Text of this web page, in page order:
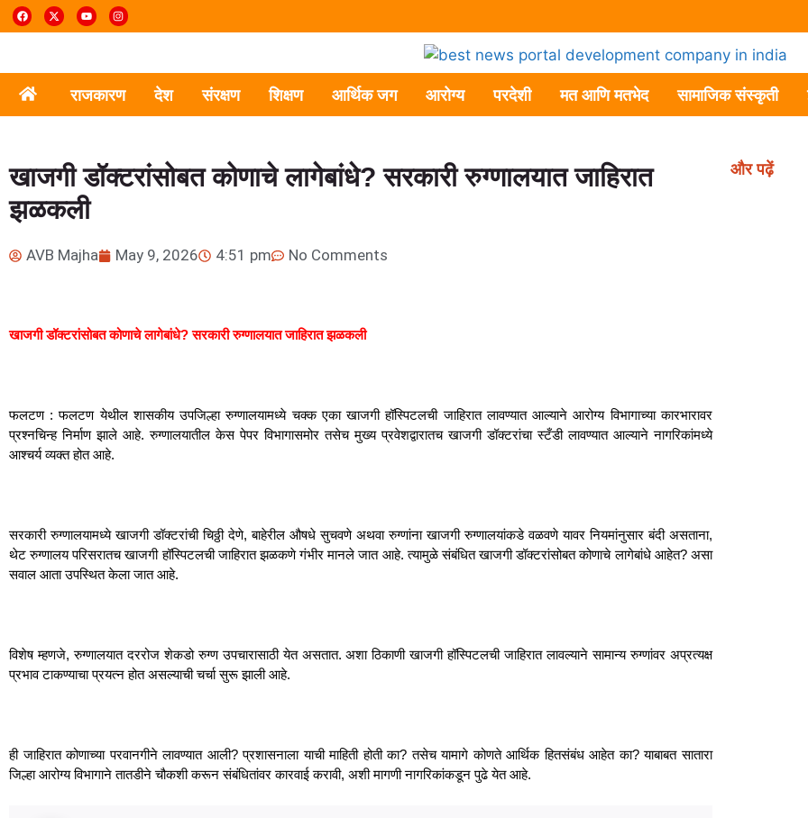
राजकारण देश संरक्षण शिक्षण आर्थिक जग आरोग्य परदेशी मत आणि मतभेद सामाजिक संस्कृती
खाजगी डॉक्टरांसोबत कोणाचे लागेबांधे? सरकारी रुग्णालयात जाहिरात
झळकली
AVB Majha May 9, 2026 4:51 pm No Comments
खाजगी डॉक्टरांसोबत कोणाचे लागेबांधे? सरकारी रुग्णालयात जाहिरात झळकली
फलटण : फलटण येथील शासकीय उपजिल्हा रुग्णालयामध्ये चक्क एका खाजगी हॉस्पिटलची जाहिरात लावण्यात आल्याने आरोग्य विभागाच्या कारभारावर
प्रश्नचिन्ह निर्माण झाले आहे. रुग्णालयातील केस पेपर विभागासमोर तसेच मुख्य प्रवेशद्वारातच खाजगी डॉक्टरांचा स्टँडी लावण्यात आल्याने नागरिकांमध्ये
आश्चर्य व्यक्त होत आहे.
सरकारी रुग्णालयामध्ये खाजगी डॉक्टरांची चिठ्ठी देणे, बाहेरील औषधे सुचवणे अथवा रुग्णांना खाजगी रुग्णालयांकडे वळवणे यावर नियमांनुसार बंदी असताना,
थेट रुग्णालय परिसरातच खाजगी हॉस्पिटलची जाहिरात झळकणे गंभीर मानले जात आहे. त्यामुळे संबंधित खाजगी डॉक्टरांसोबत कोणाचे लागेबांधे आहेत? असा
सवाल आता उपस्थित केला जात आहे.
विशेष म्हणजे, रुग्णालयात दररोज शेकडो रुग्ण उपचारासाठी येत असतात. अशा ठिकाणी खाजगी हॉस्पिटलची जाहिरात लावल्याने सामान्य रुग्णांवर अप्रत्यक्ष
प्रभाव टाकण्याचा प्रयत्न होत असल्याची चर्चा सुरू झाली आहे.
ही जाहिरात कोणाच्या परवानगीने लावण्यात आली? प्रशासनाला याची माहिती होती का? तसेच यामागे कोणते आर्थिक हितसंबंध आहेत का? याबाबत सातारा
जिल्हा आरोग्य विभागाने तातडीने चौकशी करून संबंधितांवर कारवाई करावी, अशी मागणी नागरिकांकडून पुढे येत आहे.
और पढ़ें